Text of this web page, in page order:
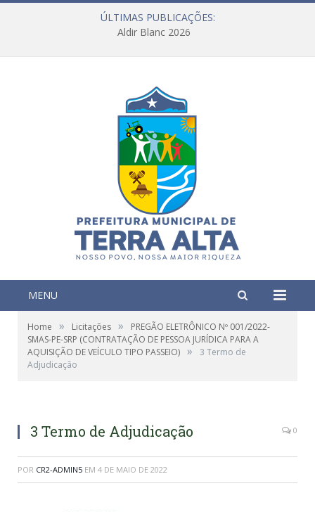
ÚLTIMAS PUBLICAÇÕES:
Aldir Blanc 2026
MENU
Home » Licitações »
PREGÃO ELETRÔNICO Nº 001/2022-
SMAS-PE-SRP (CONTRATAÇÃO DE PESSOA JURÍDICA PARA A
AQUISIÇÃO DE VEÍCULO TIPO PASSEIO) »
3 Termo de
Adjudicação
3 Termo de Adjudicação 0
POR CR2-ADMIN5 EM 4 DE MAIO DE 2022